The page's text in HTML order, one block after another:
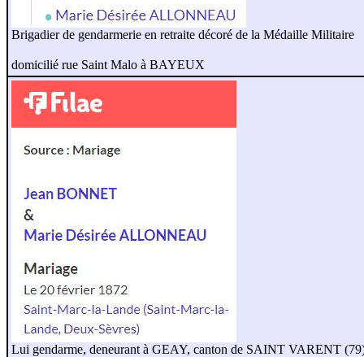
Brigadier de gendarmerie en retraite décoré de la Médaille Militaire
domicilié rue Saint Malo à BAYEUX
Lui gendarme, deneurant à GEAY, canton de SAINT VARENT